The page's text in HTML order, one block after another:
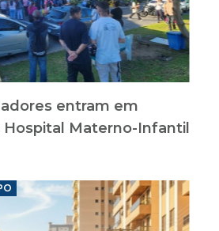
entram em
Hospital Materno-Infantil